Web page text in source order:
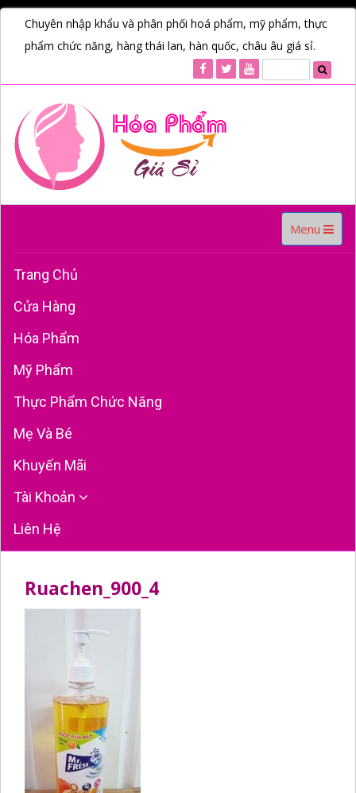
Chuyên nhập khẩu và phân phối hoá phẩm, mỹ phẩm, thực
phẩm chức năng, hàng thái lan, hàn quốc, châu âu giá sỉ.
Toggle
navigation
Menu
Trang Chủ
Cửa Hàng
Hóa Phẩm
Mỹ Phẩm
Thực Phẩm Chức Năng
Mẹ Và Bé
Khuyến Mãi
Tài Khoản
Liên Hệ
Ruachen_900_4